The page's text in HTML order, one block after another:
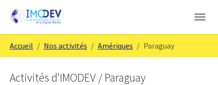
Accueil Nos activités Amériques Paraguay
Activités d'IMODEV / Paraguay